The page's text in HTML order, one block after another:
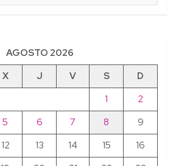
AGOSTO 2026
X J V S
D
1
2
5 6 7 8
9
12 13 14 15
16